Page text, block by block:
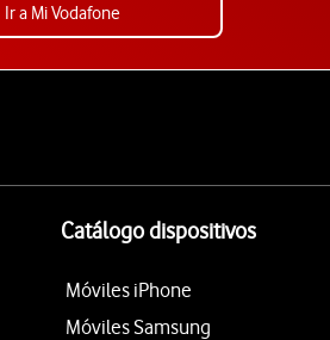
Ir a Mi Vodafone
Catálogo dispositivos
Móviles iPhone
Móviles Samsung